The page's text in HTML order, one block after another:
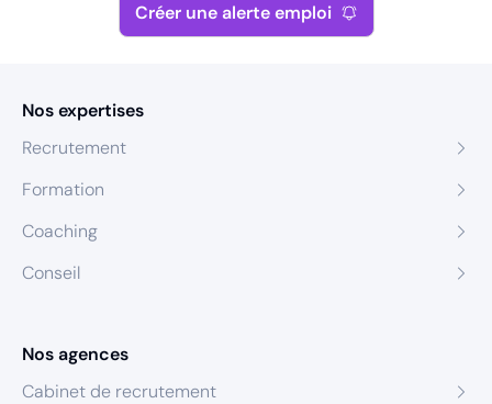
Créer une alerte emploi
Nos expertises
Recrutement
Formation
Coaching
Conseil
Nos agences
Cabinet de recrutement